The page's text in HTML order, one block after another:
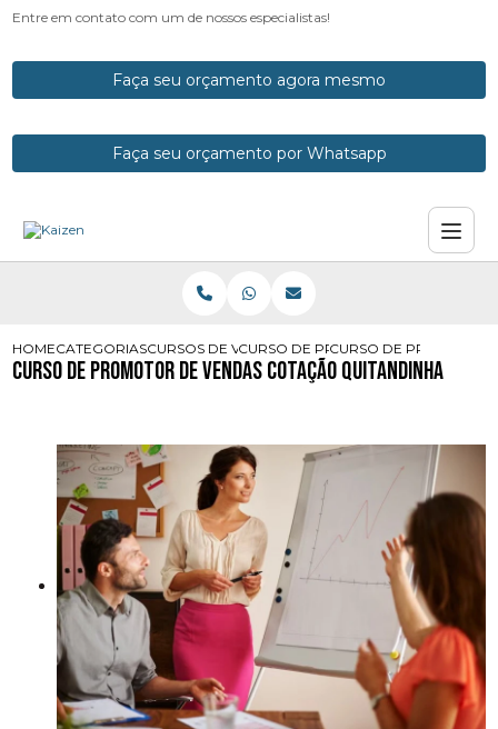
Entre em contato com um de nossos especialistas!
Faça seu orçamento agora mesmo
Faça seu orçamento por Whatsapp
HOMECATEGORIASCURSOS DE VENDASCURSO DE PROMOTOR DE VENDAS
CURSO DE
Curso de Promotor de Vendas Cotação Quitandinha